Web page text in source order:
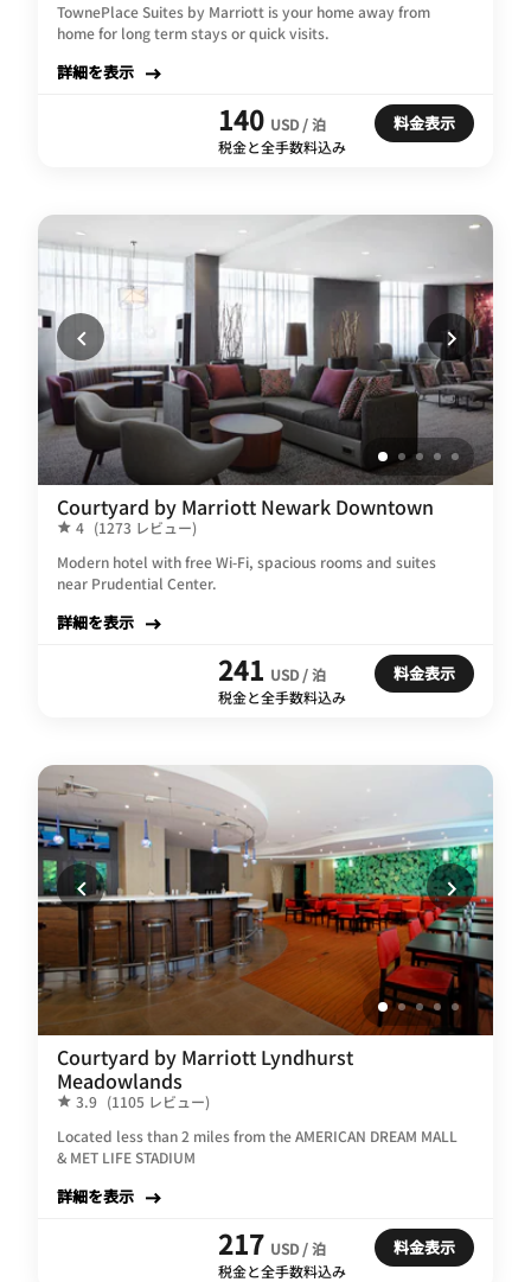
TownePlace Suites by Marriott is your home away from
home for long term stays or quick visits.
詳細を表示
140 USD / 泊
税金と全手数料込み
料金表示
Courtyard by Marriott Newark Downtown
4 (1273 レビュー)
Modern hotel with free Wi-Fi, spacious rooms and suites
near Prudential Center.
詳細を表示
241 USD / 泊
税金と全手数料込み
料金表示
Courtyard by Marriott Lyndhurst
Meadowlands
3.9 (1105 レビュー)
Located less than 2 miles from the AMERICAN DREAM MALL
& MET LIFE STADIUM
詳細を表示
217 USD / 泊
税金と全手数料込み
料金表示